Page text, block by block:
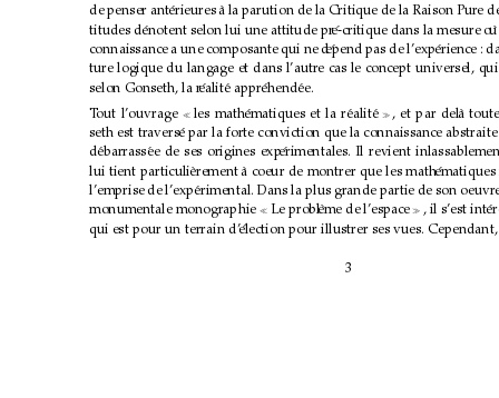
de penser ant´
erieures `
a la parution de la Critique de la Raison Pure
titudes d´
enotent selon lui une attitude pr´
e-critique dans la mesure o`
u
connaissance a une composante qui ne d´
epend pas de l’exp´
erience :
ture logique du langage et dans l’autre cas le concept universel,
selon Gonseth, la r´
ealit´
e appr´
ehend´
ee.
Tout l’ouvrage  les math´
ematiques et la r´
ealit´
e  , et par del`
a
seth est travers´
e par la forte conviction que la connaissance
d´
ebarrass´ee de ses origines exp´
erimentales. Il revient
lui tient particuli`
erement `
a coeur de montrer que les math´
ematiques
l’emprise de l’exp´
erimental. Dans la plus grande partie de son
monumentale monographie  Le probl`
eme de l’espace  , il s’est int´
qui est pour un terrain d’´
election pour illustrer ses vues.
3